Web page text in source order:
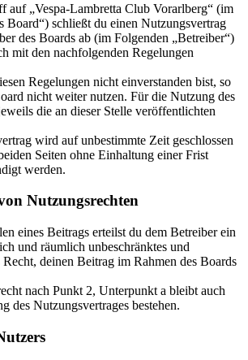
auf „Vespa-Lambretta Club Vorarlberg“ (im
Board“) schließt du einen Nutzungsvertrag
des Boards ab (im Folgenden „Betreiber“)
mit den nachfolgenden Regelungen
Regelungen nicht einverstanden bist, so
nicht weiter nutzen. Für die Nutzung des
die an dieser Stelle veröffentlichten
wird auf unbestimmte Zeit geschlossen
Seiten ohne Einhaltung einer Frist
werden.
Nutzungsrechten
eines Beitrags erteilst du dem Betreiber ein
und räumlich unbeschränktes und
deinen Beitrag im Rahmen des Boards
nach Punkt 2, Unterpunkt a bleibt auch
des Nutzungsvertrages bestehen.